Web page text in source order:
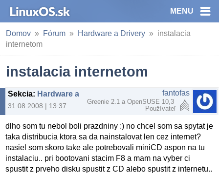
MENU
Domov Fórum Hardware a Drivery
instalacia
internetom
instalacia internetom
Sekcia: Hardware a Drivery
31.08.2008 | 13:37
fantofas
Greenie 2.1 a OpenSUSE 10,3
Používateľ
dlho som tu nebol boli prazdniny :) no chcel som sa spytat je
taka distribucia ktora sa da nainstalovat len cez internet?
nasiel som skoro take ale potrebovali miniCD aspon na tu
instalaciu.. pri bootovani stacim F8 a mam na vyber ci
spustit z prveho disku spustit z CD alebo spustit z internetu..